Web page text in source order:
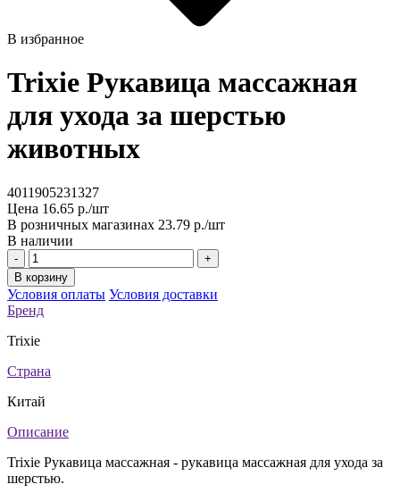
В избранное
Trixie Рукавица массажная
для ухода за шерстью
животных
4011905231327
Цена 16.65 р./шт
В розничных магазинах 23.79 р./шт
В наличии
-
+
В корзину
Условия оплаты Условия доставки
Бренд
Trixie
Страна
Китай
Описание
Trixie Рукавица массажная - рукавица массажная для ухода за
шерстью.